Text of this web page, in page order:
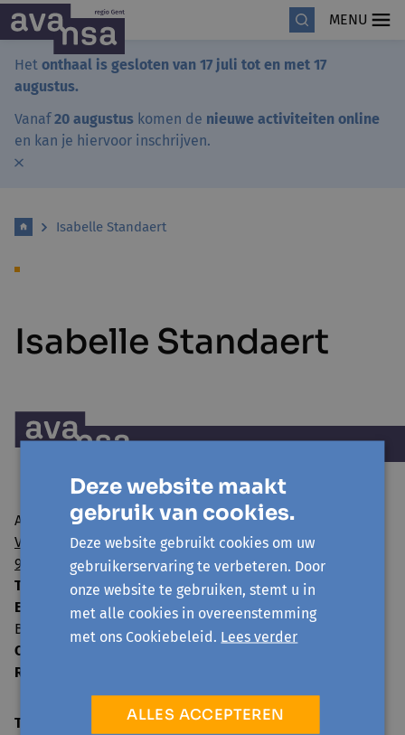
MENU
Het onthaal is gesloten van 17 juli tot en met 17
augustus.
Vanaf20 augustus komen de nieuwe activiteiten online
en kan je hiervoor inschrijven.
Isabelle Standaert
Isabelle Standaert
Avansa regio Gent vzw
Visserij 106/1
9000 Gent
T:
09 224 22 65
E:
info@avansa-regiogent.be
BE15 8939 4415 5730
Ondernemingsnummer:
RPR:
TELEFONISCH ONTHAAL
Deze website maakt
gebruik van cookies.
Deze website gebruikt cookies om uw
gebruikerservaring te verbeteren. Door
onze website te gebruiken, stemt u in
met alle cookies in overeenstemming
met ons Cookiebeleid. Lees verder
ALLES ACCEPTEREN